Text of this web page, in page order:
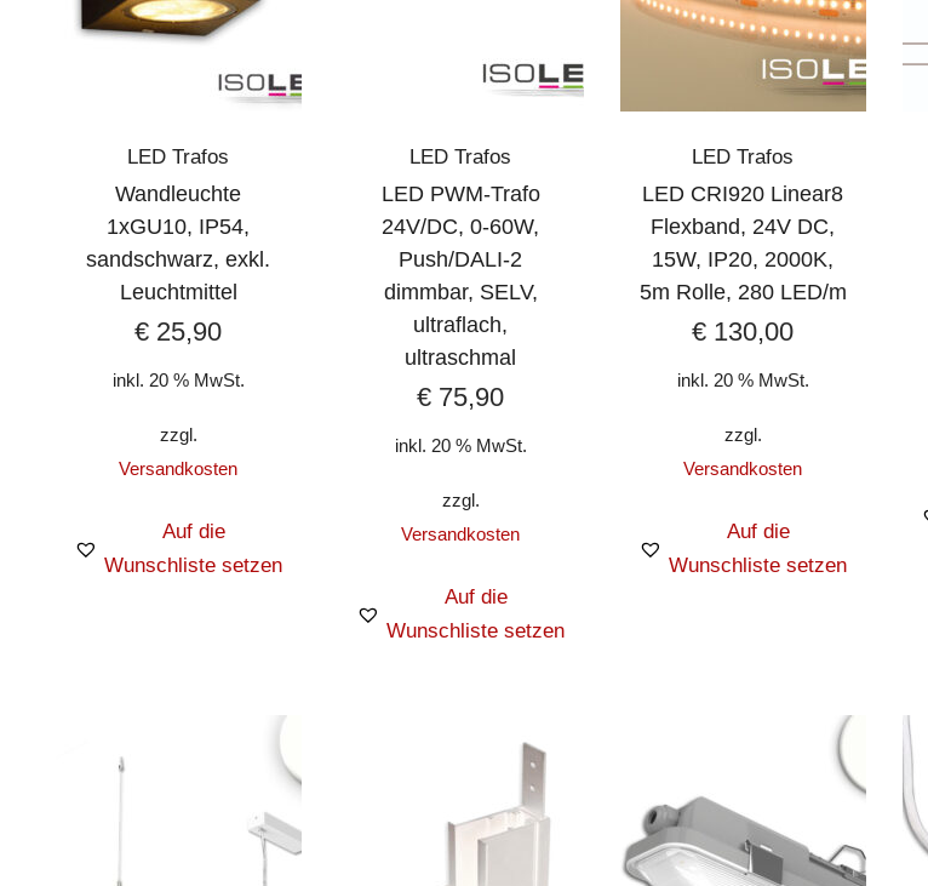
LED Trafos
Wandleuchte
1xGU10, IP54,
sandschwarz, exkl.
Leuchtmittel
€ 25,90
inkl. 20 % MwSt.
zzgl.
Versandkosten
Auf die
Wunschliste setzen
LED Trafos
LED PWM-Trafo
24V/DC, 0-60W,
Push/DALI-2
dimmbar, SELV,
ultraflach,
ultraschmal
€ 75,90
inkl. 20 % MwSt.
zzgl.
Versandkosten
Auf die
Wunschliste setzen
LED Trafos
LED CRI920 Linear8
Flexband, 24V DC,
15W, IP20, 2000K,
5m Rolle, 280 LED/m
€ 130,00
inkl. 20 % MwSt.
zzgl.
Versandkosten
Auf die
Wunschliste setzen